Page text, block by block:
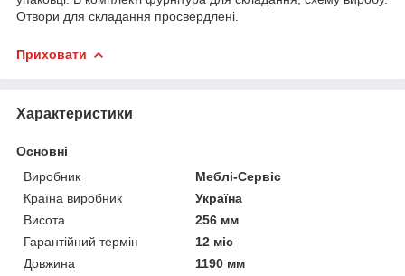
Отвори для складання просвердлені.
Приховати
Характеристики
Основні
Виробник
Меблі-Сервіс
Країна виробник
Україна
Висота
256 мм
Гарантійний термін
12 міс
Довжина
1190 мм